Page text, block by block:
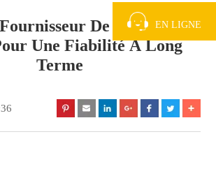
De Pompe De
Une Fiabilité À Long
Terme
EN LIGNE